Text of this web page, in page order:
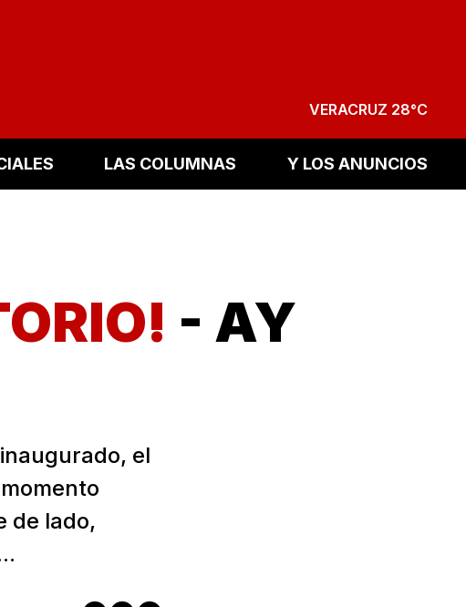
VERACRUZ 28°C
LAS COLUMNAS Y LOS ANUNCIOS
- AY
el
de lado,